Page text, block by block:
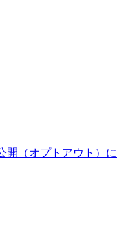
開（オプトアウト）に